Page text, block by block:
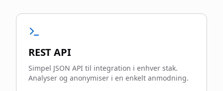
REST API
Simpel JSON API til integration i enhver stak.
Analyser og anonymiser i en enkelt anmodning.